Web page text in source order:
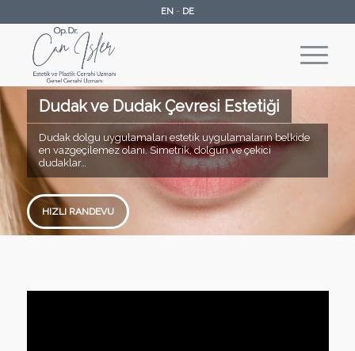
EN- DE
Dudak ve Dudak Çevresi Estetiği
Dudak dolgu uygulamaları estetik uygulamaların belkide
en vazgeçilemez olanı. Simetrik, dolgun ve çekici
dudaklar…
HIZLI RANDEVU